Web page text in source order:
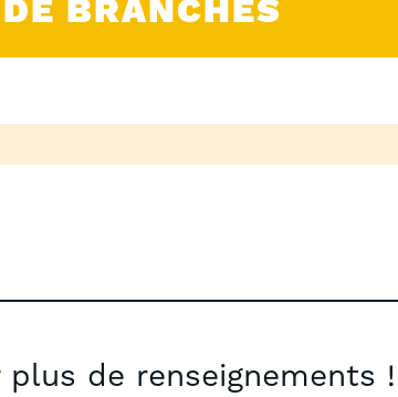
BRANCHES
de renseignements !